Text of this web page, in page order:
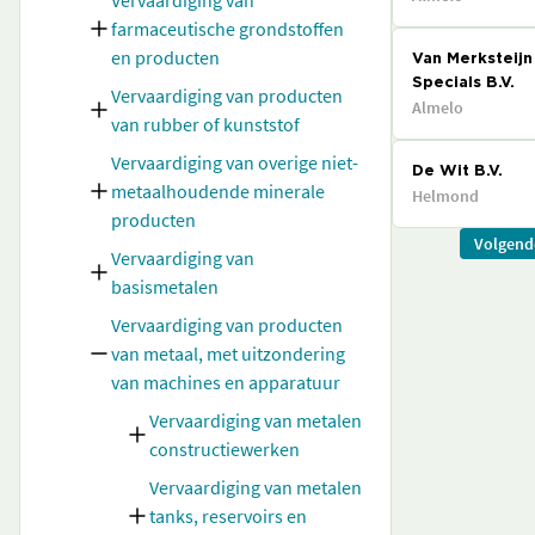
farmaceutische grondstoffen
en producten
Vervaardiging van producten
van rubber of kunststof
Vervaardiging van overige niet-
metaalhoudende minerale
producten
Vervaardiging van
basismetalen
Vervaardiging van producten
van metaal, met uitzondering
van machines en apparatuur
Vervaardiging van metalen
constructiewerken
Vervaardiging van metalen
tanks, reservoirs en
Van Merksteijn
Specials B.V.
Almelo
De Wit B.V.
Helmond